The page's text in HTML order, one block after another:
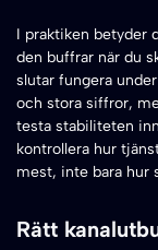
I praktiken betyder
den buffrar när du
slutar fungera
och stora siffror,
testa stabiliteten
kontrollera hur
mest, inte bara hur
Rätt